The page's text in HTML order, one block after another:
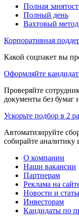
Полная
Полный день
Вахтовый метод
Корпоративная
Какой соцпакет вы
Оформляйте
Проверяйте
документы без бумаг
Ускорьте подбор в 2
Автоматизируйте
собирайте аналитику
О компании
Наши вакансии
Партнерам
Реклама на
Новости и
Инвесторам
Кандидаты по